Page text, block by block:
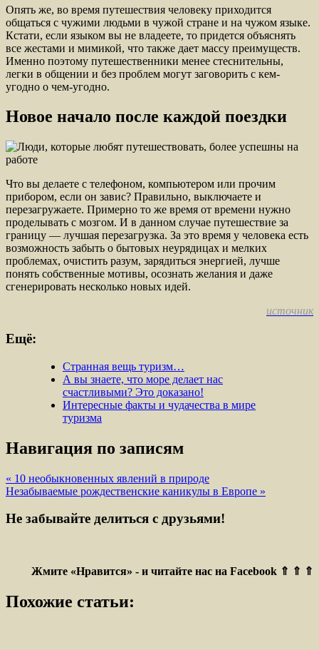
Опять же, во время путешествия человеку приходится
общаться с чужими людьми в чужой стране и на чужом языке.
Кстати, если языком вы не владеете, то придется объяснять
все жестами и мимикой, что также дает массу преимуществ.
Именно поэтому путешественники менее стеснительны,
легки в общении и без проблем могут заговорить с кем-
угодно о чем-угодно.
Новое начало после каждой поездки
Что вы делаете с телефоном, компьютером или прочим
прибором, если он завис? Правильно, выключаете и
перезагружаете. Примерно то же время от времени нужно
проделывать с мозгом. И в данном случае путешествие за
границу — лучшая перезагрузка. За это время у человека есть
возможность забыть о бытовых неурядицах и мелких
проблемах, очистить разум, зарядиться энергией, лучше
понять собственные мотивы, осознать желания и даже
сгенерировать несколько новых идей.
источник
Ещё:
Странная вещь туризм…
А вы знаете, что море делает нас
счастливыми? Это доказано!
Интересные факты и чудачества в мире
туризма
Навигация по записям
« 10 необыкновенных явлений в природе
Незабываемые рождественские каникулы в Европе »
Не забывайте делиться с друзьями!
Жмите «Нравится» - и читайте нас на Facebook ⇑ ⇑ ⇑
Похожие статьи: